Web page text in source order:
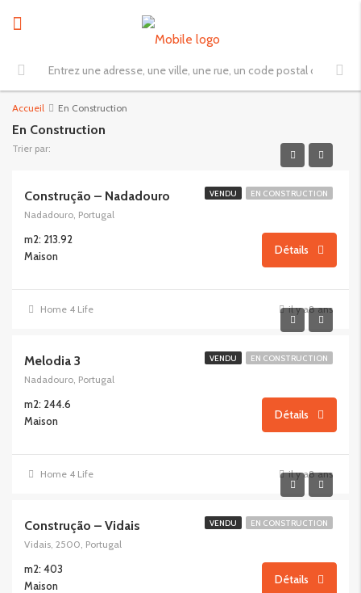
Accueil En Construction
En Construction
Trier par:
VENDU EN CONSTRUCTION
Construção – Nadadouro
Nadadouro, Portugal
m2: 213.92
Maison
Détails
Home 4 Life il y a8 ans
VENDU EN CONSTRUCTION
Melodia 3
Nadadouro, Portugal
m2: 244.6
Maison
Détails
Home 4 Life il y a8 ans
VENDU EN CONSTRUCTION
Construção – Vidais
Vidais, 2500, Portugal
m2: 403
Maison
Détails